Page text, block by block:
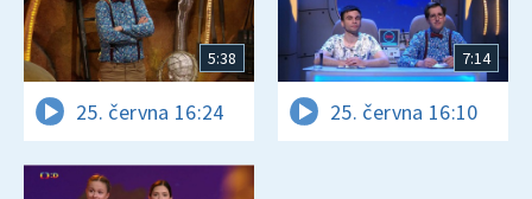
5:38
25. června 16:24
7:14
25. června 16:10